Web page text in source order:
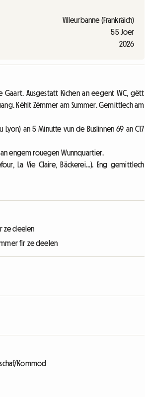
Villeurbanne (Frankräich)
55 Joer
2026
Gaart. Ausgestatt Kichen an eegent WC, gëtt
Këhlt Zëmmer am Summer. Gemittlech am
an 5 Minutte vun de Buslinnen 69 an C17
an engem rouegen Wunnquartier.
La Vie Claire, Bäckerei...). Eng gemittlech
ze deelen
fir ze deelen
Kommod